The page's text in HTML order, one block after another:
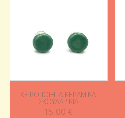
ΧΕΙΡΟΠΟΊΗΤΑ ΚΕΡΑΜΙΚΆ
ΣΚΟΥΛΑΡΊΚΙΑ
15.00 €